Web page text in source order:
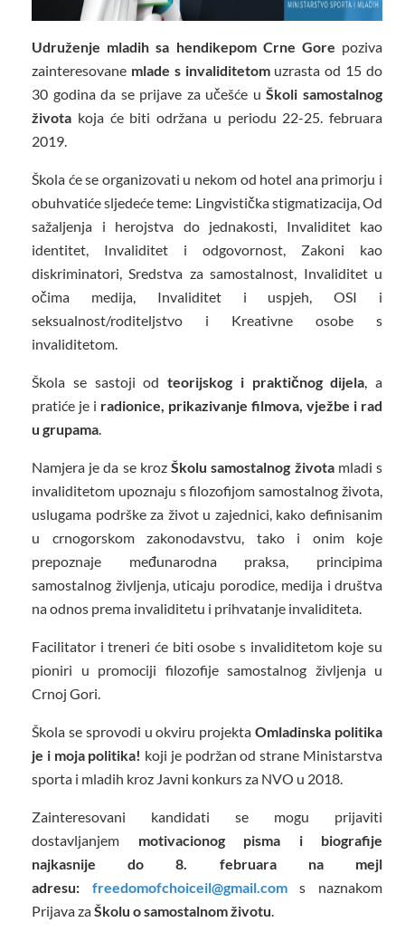
Udruženje mladih sa hendikepom Crne Gore poziva
zainteresovane mlade s invaliditetomuzrasta od 15 do
30 godina da se prijave za učešće uŠkoli samostalnog
života koja će biti održana u periodu 22-25. februara
2019.
Škola će se organizovati u nekom od hotel ana primorju i
obuhvatiće sljedeće teme: Lingvistička stigmatizacija, Od
sažaljenja i herojstva do jednakosti, Invaliditet kao
identitet, Invaliditet i odgovornost, Zakoni kao
diskriminatori, Sredstva za samostalnost, Invaliditet u
očima medija, Invaliditet i uspjeh, OSI i
seksualnost/roditeljstvo i Kreativne osobe s
invaliditetom.
Škola se sastoji od teorijskog i praktičnog dijela, a
pratiće je i radionice, prikazivanje filmova, vježbe i rad
u grupama.
Namjera je da se krozŠkolu samostalnog životamladi s
invaliditetom upoznaju s filozofijom samostalnog života,
uslugama podrške za život u zajednici, kako definisanim
u crnogorskom zakonodavstvu, tako i onim koje
prepoznaje međunarodna praksa, principima
samostalnog življenja, uticaju porodice, medija i društva
na odnos prema invaliditetu i prihvatanje invaliditeta.
Facilitator i treneri će biti osobe s invaliditetom koje su
pioniri u promociji filozofije samostalnog življenja u
Crnoj Gori.
Škola se sprovodi u okviru projektaOmladinska politika
je i moja politika! koji je podržan od strane Ministarstva
sporta i mladih kroz Javni konkurs za NVO u 2018.
Zainteresovani kandidati se mogu prijaviti
dostavljanjem motivacionog pisma i biografije
najkasnije do 8. februara na mejl
adresu:
freedomofchoiceil@gmail.coms naznakom
Prijava zaŠkolu o samostalnom životu.